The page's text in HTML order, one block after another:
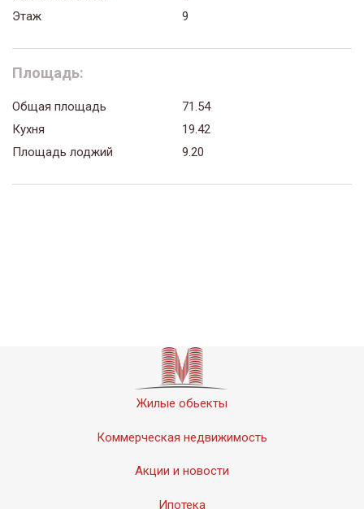
Этаж
9
Площадь:
Общая площадь
71.54
Кухня
19.42
Площадь лоджий
9.20
Жилые обьекты
Коммерческая недвижимость
Акции и новости
Ипотека